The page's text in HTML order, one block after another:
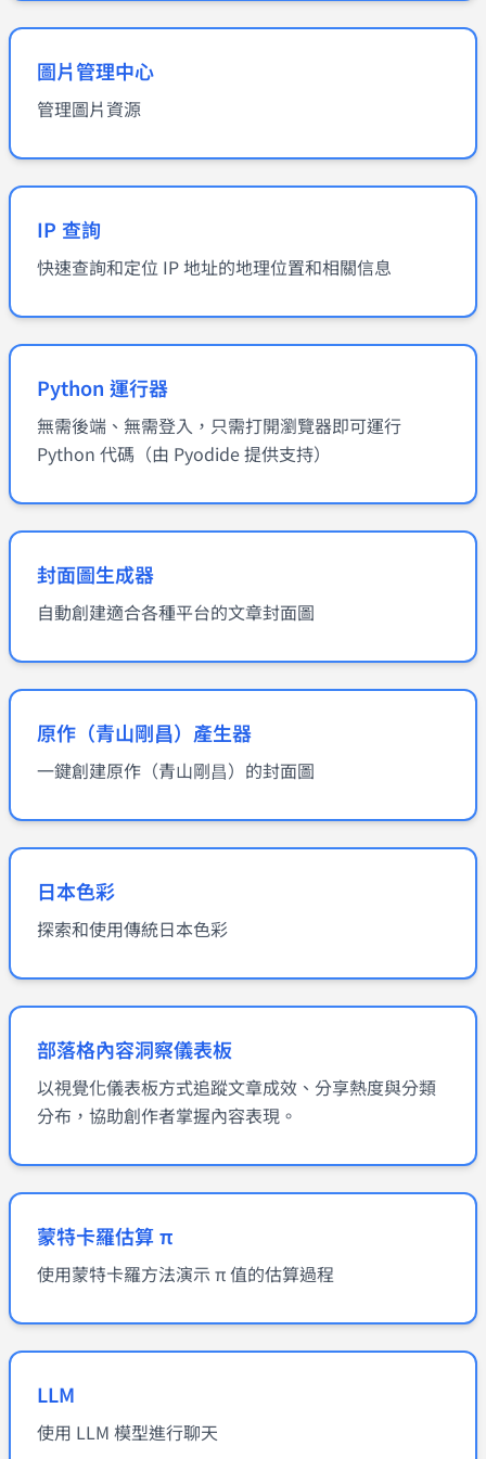
圖片管理中心
管理圖片資源
IP 查詢
快速查詢和定位 IP 地址的地理位置和相關信息
Python 運行器
無需後端、無需登入，只需打開瀏覽器即可運行
Python 代碼（由 Pyodide 提供支持）
封面圖生成器
自動創建適合各種平台的文章封面圖
原作（青山剛昌）產生器
一鍵創建原作（青山剛昌）的封面圖
日本色彩
探索和使用傳統日本色彩
部落格內容洞察儀表板
以視覺化儀表板方式追蹤文章成效、分享熱度與分類
分布，協助創作者掌握內容表現。
蒙特卡羅估算 π
使用蒙特卡羅方法演示 π 值的估算過程
LLM
使用 LLM 模型進行聊天